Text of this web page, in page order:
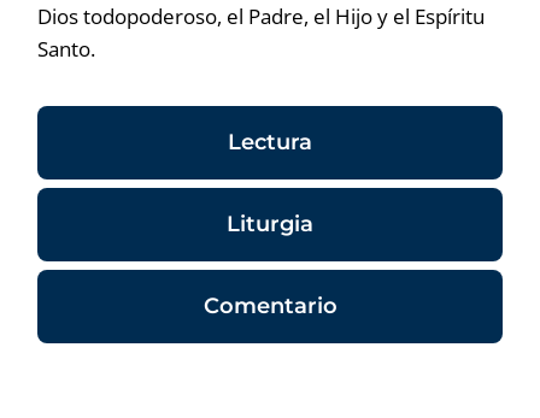
Dios todopoderoso, el Padre, el Hijo y el Espíritu
Santo.
Lectura
Liturgia
Comentario